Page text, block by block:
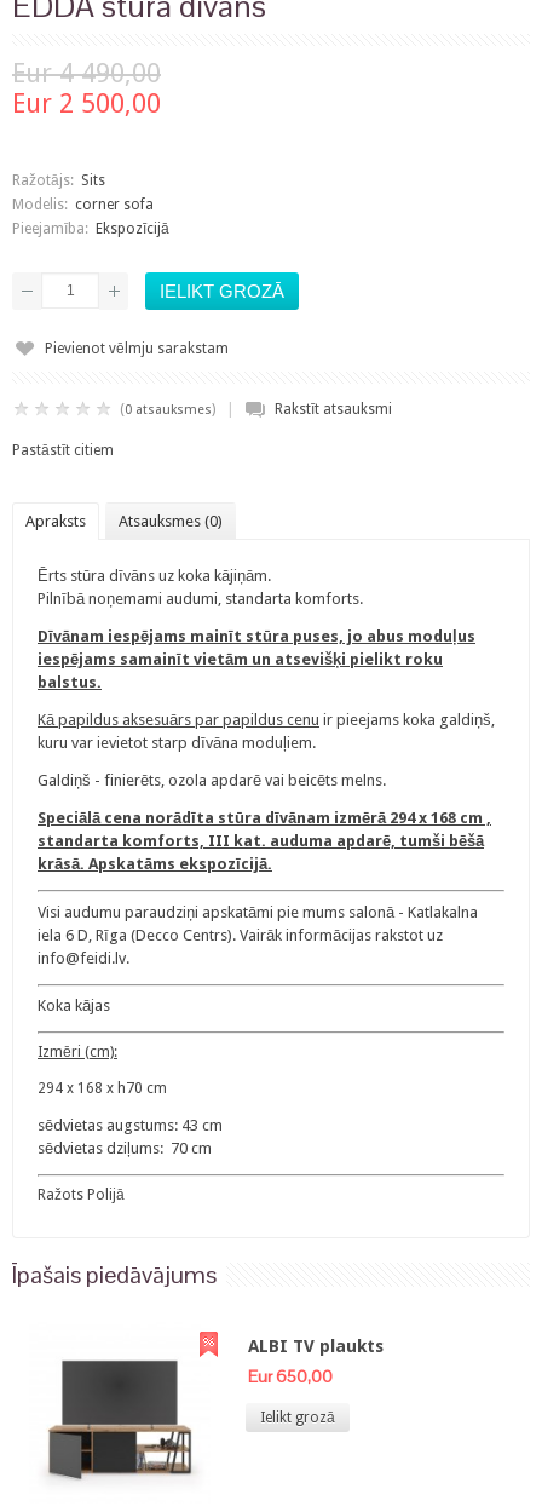
Eur 4 490,00
Eur 2 500,00
Ražotājs: Sits
Modelis: corner sofa
Pieejamība: Ekspozīcijā
Pievienot vēlmju sarakstam
(0 atsauksmes) Rakstīt atsauksmi
Pastāstīt citiem
Apraksts Atsauksmes (0)
Ērts stūra dīvāns uz koka kājiņām.
Pilnībā noņemami audumi, standarta komforts.
Dīvānam iespējams mainīt stūra puses, jo abus moduļus
iespējams samainīt vietām un atsevišķi pielikt roku
balstus.
Kā papildus aksesuārs par papildus cenu ir pieejams koka galdiņš,
kuru var ievietot starp dīvāna moduļiem.
Galdiņš - finierēts, ozola apdarē vai beicēts melns.
Speciālā cena norādīta stūra dīvānam izmērā 294 x 168 cm ,
standarta komforts, III kat. auduma apdarē, tumši bēšā
krāsā. Apskatāms ekspozīcijā.
Visi audumu paraudziņi apskatāmi pie mums salonā - Katlakalna
iela 6 D, Rīga (Decco Centrs). Vairāk informācijas rakstot uz
info@feidi.lv.
Koka kājas
Izmēri (cm):
294 x 168 x h70 cm
sēdvietas augstums: 43 cm
sēdvietas dziļums: 70 cm
Ražots Polijā
Īpašais piedāvājums
ALBI TV plaukts
Eur 650,00
Ielikt grozā